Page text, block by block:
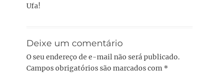
Ufa!
Deixe um comentário
O seu endereço de e-mail não será publicado.
Campos obrigatórios são marcados com *